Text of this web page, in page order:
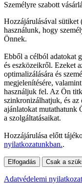
Személyre szabott
Hozzájárulásával sütiket
használunk, hogy
Önnek.
Ebből a célból adatokat
és eszközeikről. Ezeket
optimalizálására és
megjelenítésére,
használjuk fel. Az Ön
szinkronizálhatjuk, és az
ajánlatokat mutathatunk
a szolgáltatásaikat.
Hozzájárulása előtt
nyilatkozatunkban..
Elfogadás Csak a
Adatvédelemi